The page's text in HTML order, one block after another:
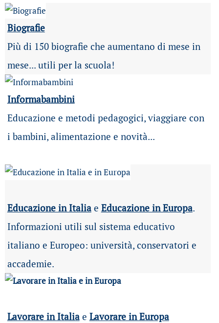
Biografie
Più di 150 biografie che aumentano di mese in
mese... utili per la scuola!
Informabambini
Educazione e metodi pedagogici, viaggiare con
i bambini, alimentazione e novità...
Educazione in Italiae Educazione in Europa.
Informazioni utili sul sistema educativo
italiano e Europeo: università, conservatori e
accademie.
Lavorare in Italia e Lavorare in Europa